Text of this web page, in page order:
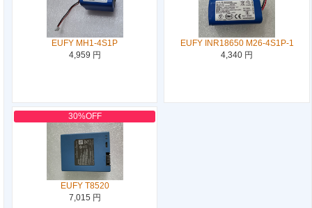
EUFY MH1-4S1P
4,959 円
EUFY INR18650 M26-4S1P-1
4,340 円
30%OFF
EUFY T8520
7,015 円